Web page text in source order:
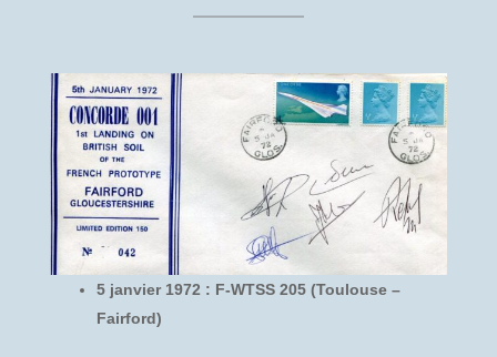
5 janvier 1972 : F-WTSS 205 (Toulouse –
Fairford)